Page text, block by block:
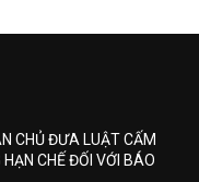
CHỦ ĐƯA LUẬT CẤM
HẠN CHẾ ĐỐI VỚI BÁO